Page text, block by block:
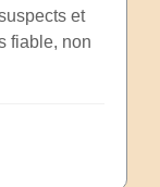
et
fiable, non